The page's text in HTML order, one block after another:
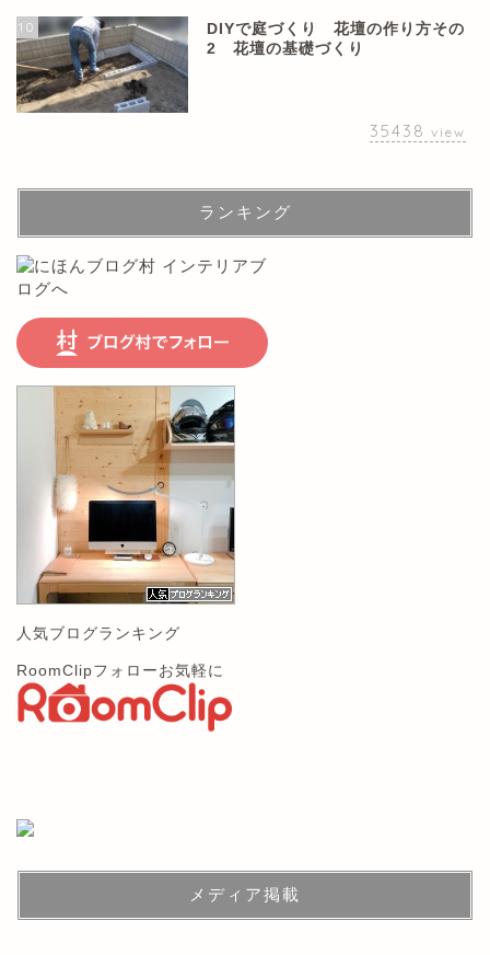
10
DIYで庭づくり 花壇の作り方その
2 花壇の基礎づくり
35438 view
ランキング
人気ブログランキング
RoomClipフォローお気軽に
メディア掲載